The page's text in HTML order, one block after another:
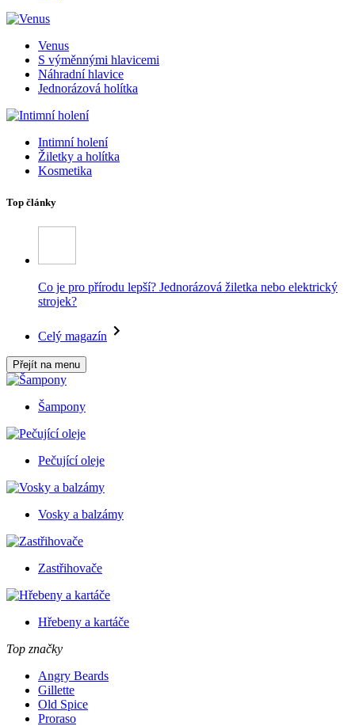
Venus
S výměnnými hlavicemi
Náhradní hlavice
Jednorázová holítka
Intimní holení
Žiletky a holítka
Kosmetika
Top články
Co je pro přírodu lepší? Jednorázová žiletka nebo elektrický
strojek?
Celý magazín
Přejít na menu
Šampony
Pečující oleje
Vosky a balzámy
Zastřihovače
Hřebeny a kartáče
Top značky
Angry Beards
Gillette
Old Spice
Proraso